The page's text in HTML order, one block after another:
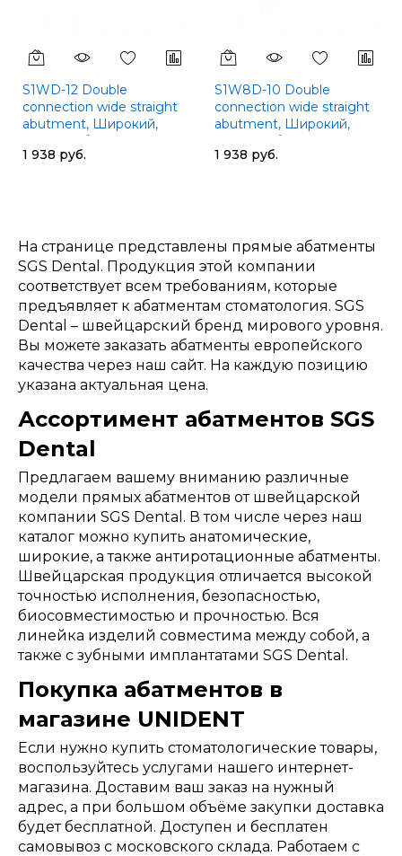
S1WD-12 Double
connection wide straight
abutment, Широкий,
прямой абатмент, SGS
1 938 руб.
S1W8D-10 Double
connection wide straight
abutment, Широкий,
прямой абатмент, SGS
1 938 руб.
На странице представлены прямые абатменты
SGS Dental. Продукция этой компании
соответствует всем требованиям, которые
предъявляет к абатментам стоматология. SGS
Dental – швейцарский бренд мирового уровня.
Вы можете заказать абатменты европейского
качества через наш сайт. На каждую позицию
указана актуальная цена.
Ассортимент абатментов SGS
Dental
Предлагаем вашему вниманию различные
модели прямых абатментов от швейцарской
компании SGS Dental. В том числе через наш
каталог можно купить анатомические,
широкие, а также антиротационные абатменты.
Швейцарская продукция отличается высокой
точностью исполнения, безопасностью,
биосовместимостью и прочностью. Вся
линейка изделий совместима между собой, а
также с зубными имплантатами SGS Dental.
Покупка абатментов в
магазине UNIDENT
Если нужно купить стоматологические товары,
воспользуйтесь услугами нашего интернет-
магазина. Доставим ваш заказ на нужный
адрес, а при большом объёме закупки доставка
будет бесплатной. Доступен и бесплатен
самовывоз с московского склада. Работаем с